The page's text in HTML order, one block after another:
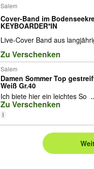
Salem
Cover-Band im
KEYBOARDER*IN
Live-Cover Band aus
Zu Verschenken
Salem
Damen Sommer Top
Weiß Gr.40
Ich biete hier ein leichtes So
Zu Verschenken
l